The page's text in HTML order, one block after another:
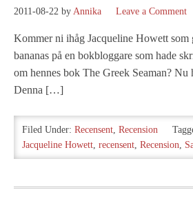
2011-08-22 by Annika Leave a Comment
Kommer ni ihåg Jacqueline Howett
bananas på en bokbloggare som hade
om hennes bok The Greek Seaman? Nu
Denna […]
Filed Under: Recensent, Recension
Jacqueline Howett, recensent, Recension,